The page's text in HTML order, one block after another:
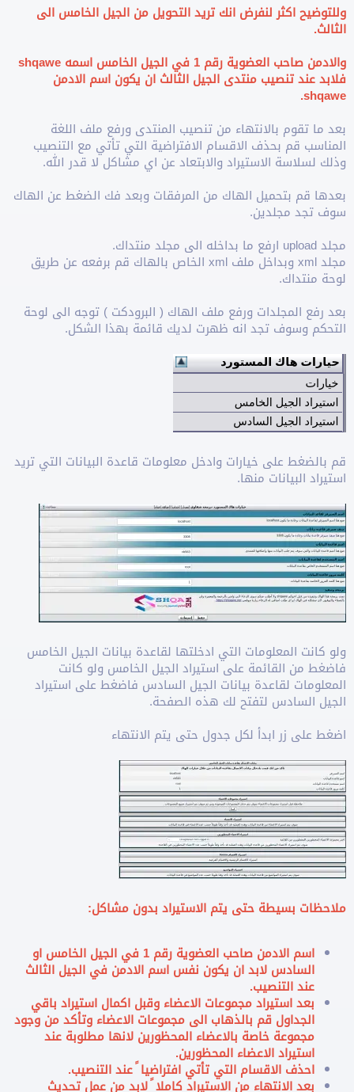
وللتوضيح اكثر لنفرض انك تريد التحويل من الجيل الخامس الى
الثالث.
واﻻدمن صاحب العضوية رقم 1 في الجيل الخامس اسمه shqawe
فلابد عند تنصيب منتدى الجيل الثالث ان يكون اسم اﻻدمن
shqawe.
بعد ما تقوم باﻻنتهاء من تنصيب المنتدى ورفع ملف اللغة
المناسب قم بحذف اﻻقسام الافتراضية التي تأتي مع التنصيب
وذلك لسلاسة الاستيراد واﻻبتعاد عن اي مشاكل ﻻ قدر الله.
بعدها قم بتحميل الهاك من المرفقات وبعد فك الضغط عن الهاك
سوف تجد مجلدين.
مجلد upload ارفع ما بداخله الى مجلد منتداك.
مجلد xml وبداخل ملف xml الخاص بالهاك قم برفعه عن طريق
لوحة منتداك.
بعد رفع المجلدات ورفع ملف الهاك ( البرودكت ) توجه الى لوحة
التحكم وسوف تجد انه ظهرت لديك قائمة بهذا الشكل.
قم بالضغط على خيارات وادخل معلومات قاعدة البيانات التي تريد
استيراد البيانات منها.
ولو كانت المعلومات التي ادخلتها لقاعدة بيانات الجيل الخامس
فاضغط من القائمة على استيراد الجيل الخامس ولو كانت
المعلومات لقاعدة بيانات الجيل السادس فاضغط على استيراد
الجيل السادس لتفتح لك هذه الصفحة.
اضغط على زر ابدأ لكل جدول حتى يتم اﻻنتهاء
ملاحظات بسيطة حتى يتم اﻻستيراد بدون مشاكل:
اسم اﻻدمن صاحب العضوية رقم 1 في الجيل الخامس او
السادس ﻻبد ان يكون نفس اسم اﻻدمن في الجيل الثالث
عند التنصيب.
بعد استيراد مجموعات اﻻعضاء وقبل اكمال استيراد باقي
الجداول قم بالذهاب الى مجموعات اﻻعضاء وتأكد من وجود
مجموعة خاصة باﻻعضاء المحظورين لانها مطلوبة عند
استيراد اﻻعضاء المحظورين.
احذف اﻻقسام التي تأتي افتراضيا ً عند التنصيب.
بعد اﻻنتهاء من الاستيراد كاملا ً ﻻبد من عمل تحديث